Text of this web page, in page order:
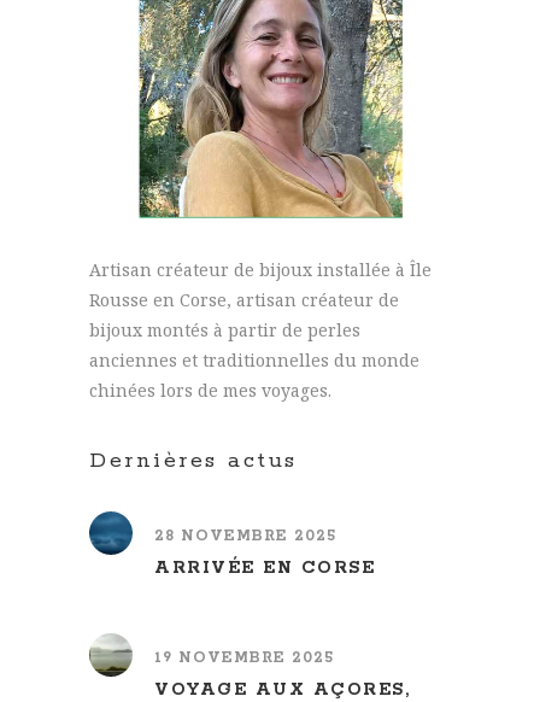
Artisan créateur de bijoux installée à Île
Rousse en Corse, artisan créateur de
bijoux montés à partir de perles
anciennes et traditionnelles du monde
chinées lors de mes voyages.
Dernières actus
28 NOVEMBRE 2025
ARRIVÉE EN CORSE
19 NOVEMBRE 2025
VOYAGE AUX AÇORES,